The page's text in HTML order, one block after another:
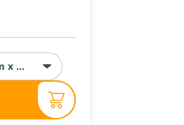
Dérouleur de chaîne 10m x Ø 8mm